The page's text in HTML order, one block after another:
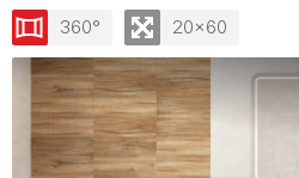
360° 20x60